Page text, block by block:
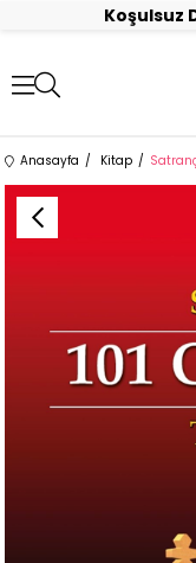
Koşulsuz
Anasayfa Kitap